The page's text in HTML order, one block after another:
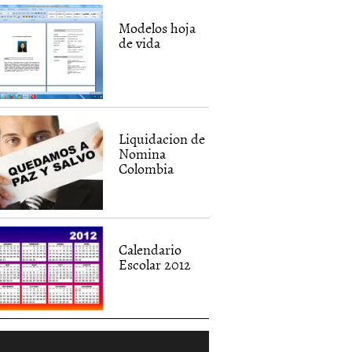
Modelos hoja
de vida
Liquidacion de
Nomina
Colombia
Calendario
Escolar 2012